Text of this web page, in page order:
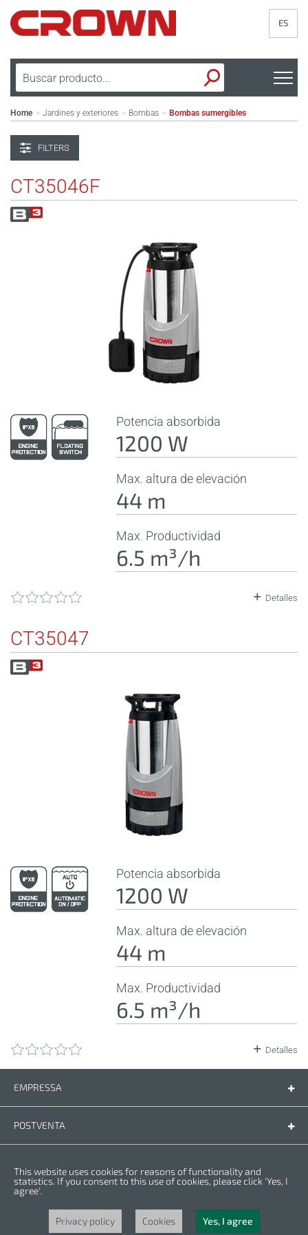
ES
Home > Jardines y exteriores > Bombas > Bombas sumergibles
FILTERS
CT35046F
Potencia absorbida
1200 W
Max. altura de elevación
44 m
Max. Productividad
6.5 m³/h
Detalles
CT35047
Potencia absorbida
1200 W
Max. altura de elevación
44 m
Max. Productividad
6.5 m³/h
Detalles
EMPRESSA
POSTVENTA
Condiciones de la garantia
Politica de privacidad
Cookies
Copyright © 2025 CROWN. Todos los derechos reservados. CROWN es una
marca registrada. | CROWN es parte de Merit Link group.
This website uses cookies for reasons of functionality and
statistics. If you consent to this use of cookies, please click 'Yes, I
agree'.
Privacy policy Cookies Yes, I agree